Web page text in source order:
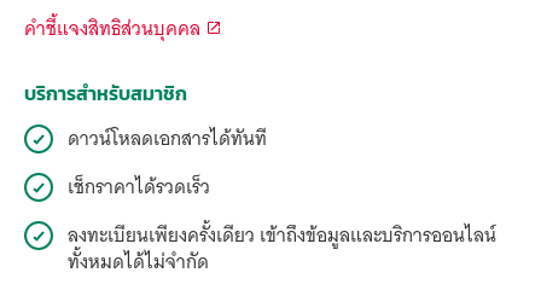
คำชี้แจงสิทธิส่วนบุคคล
บริการสำหรับสมาชิก
ดาวน์โหลดเอกสารได้ทันที
เช็กราคาได้รวดเร็ว
ลงทะเบียนเพียงครั้งเดียว เข้าถึงข้อมูลและบริการออนไลน์
ทั้งหมดได้ไม่จำกัด